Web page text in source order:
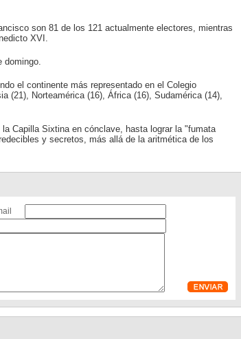
son 81 de los 121 actualmente electores, mientras
XVI.
domingo.
el continente más representado en el Colegio
(21), Norteamérica (16), África (16), Sudamérica (14),
Capilla Sixtina en cónclave, hasta lograr la "fumata
y secretos, más allá de la aritmética de los